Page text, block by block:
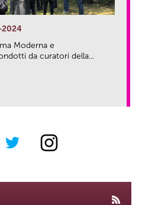
2024
Moderna e
da curatori della...